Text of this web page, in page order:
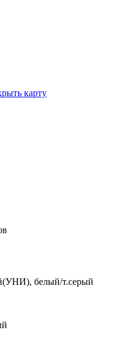
карту
белый/т.серый